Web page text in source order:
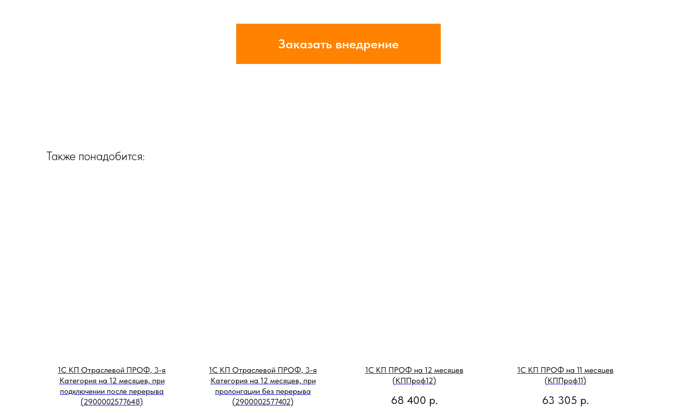
Заказать внедрение
Также понадобится:
1С КП Отраслевой ПРОФ, 3-я
Категория на 12 месяцев, при
подключении после перерыва
(2900002577648)
1С КП Отраслевой ПРОФ, 3-я
Категория на 12 месяцев, при
пролонгации без перерыва
(2900002577402)
1С КП ПРОФ на 12 месяцев
(КППроф12)
68 400 р.
1С КП ПРОФ на 11 месяцев
(КППроф11)
63 305 р.